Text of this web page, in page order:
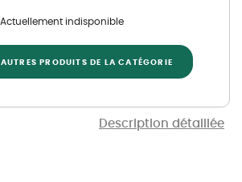
Description détaillée
Actuellement indisponible
PRODUITS DE LA CATÉGORIE